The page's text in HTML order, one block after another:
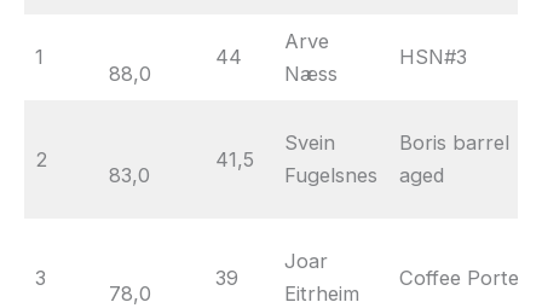
1
88,0
44
Arve
Næss
HSN#3
2
83,0
41,5
Svein
Fugelsnes
Boris barrel
aged
3
78,0
39
Joar
Eitrheim
Coffee Porter